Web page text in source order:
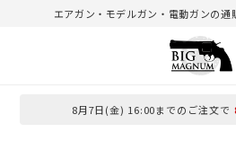
エアガン・モデルガン・電動ガンの通
8月7日(金) 16:00までのご注文で